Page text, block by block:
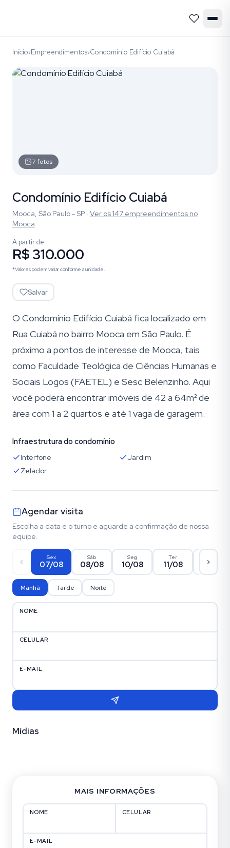
Início›Empreendimentos›Condomínio Edifício Cuiabá
7fotos
Condomínio Edifício Cuiabá
Mooca, São Paulo - SP · Ver os147 empreendimentos no
Mooca
A partir de
R$ 310.000
*Valores podem variar conforme a unidade.
Salvar
O Condomínio Edifício Cuiabá fica localizado em
Rua Cuiabá no bairro Mooca em São Paulo. É
próximo a pontos de interesse de Mooca, tais
como Faculdade Teológica de Ciências Humanas e
Sociais Logos (FAETEL) e Sesc Belenzinho. Aqui
você poderá encontrar imóveis de 42 a 64m² de
área com 1 a 2 quartos e até 1 vaga de garagem.
Infraestrutura do condomínio
Interfone
Jardim
Zelador
Agendar visita
Escolha a data e o turno e aguarde a confirmação de nossa
equipe.
Sex
07/08
Sáb
08/08
Seg
10/08
Ter
11/08 12/08
Manhã Tarde Noite
NOME
CELULAR
E-MAIL
Mídias
MAIS INFORMAÇÕES
NOME CELULAR
E-MAIL